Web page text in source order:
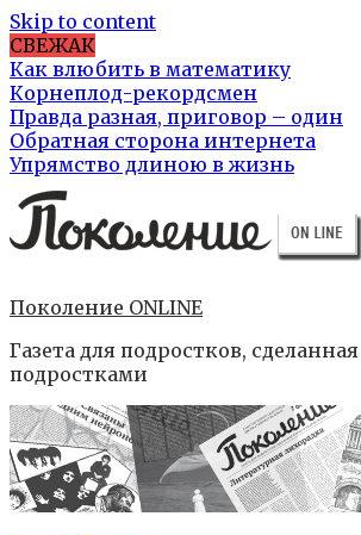
Skip to content
СВЕЖАК
Как влюбить в математику
Корнеплод-рекордсмен
Правда разная, приговор – один
Обратная сторона интернета
Упрямство длиною в жизнь
Поколение ONLINE
Газета для подростков,
подростками